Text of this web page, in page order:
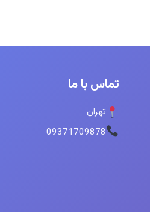
تماس با ما
تهران
09371709878